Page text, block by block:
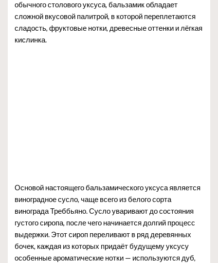
обычного столового уксуса, бальзамик обладает
сложной вкусовой палитрой, в которой переплетаются
сладость, фруктовые нотки, древесные оттенки и лёгкая
кислинка.
Основой настоящего бальзамического уксуса является
виноградное сусло, чаще всего из белого сорта
винограда Треббьяно. Сусло уваривают до состояния
густого сиропа, после чего начинается долгий процесс
выдержки. Этот сироп переливают в ряд деревянных
бочек, каждая из которых придаёт будущему уксусу
особенные ароматические нотки — используются дуб,